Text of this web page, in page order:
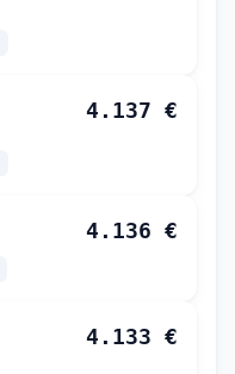
4.137 €
4.136 €
4.133 €